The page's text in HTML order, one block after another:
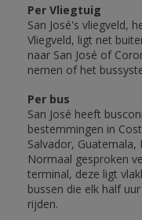
Per Vliegtuig
San José's vliegveld,
Vliegveld, ligt net
naar San José of
nemen of het
Per bus
San José heeft
bestemmingen in
Salvador, Guatemala,
Normaal gesproken
terminal, deze ligt
bussen die elk half
rijden.